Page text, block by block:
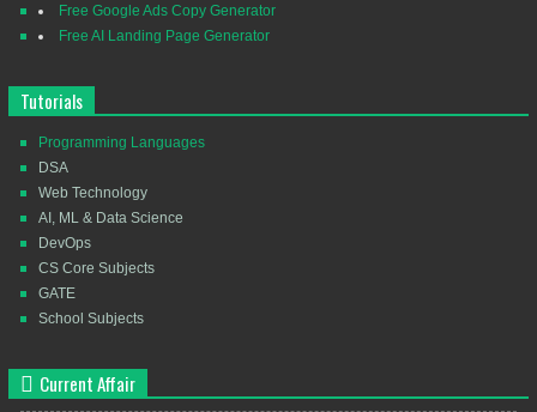
Free Google Ads Copy Generator
Free AI Landing Page Generator
Tutorials
Programming Languages
DSA
Web Technology
AI, ML & Data Science
DevOps
CS Core Subjects
GATE
School Subjects
Current Affair